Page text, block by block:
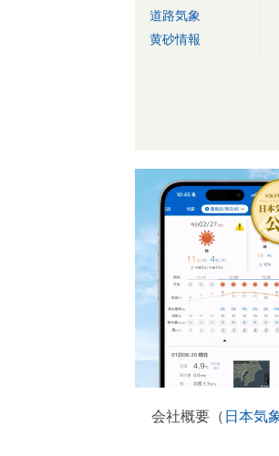
道路気象
黄砂情報
会社概要（ 日本気